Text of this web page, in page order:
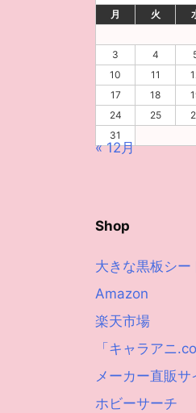
月
火
3
4
10
11
17
18
24
25
31
« 12月
Shop
大きな黒板シー
Amazon
楽天市場
「キャラアニ
メーカー直販
ホビーサーチ